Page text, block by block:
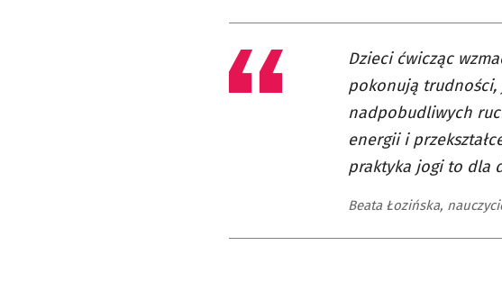
Dzieci ćwicząc
pokonują trudności,
nadpobudliwych
energii i
praktyka jogi to dla
Beata Łozińska,